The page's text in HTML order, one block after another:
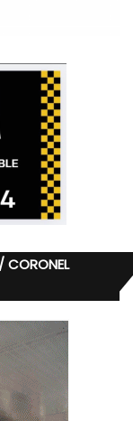
CORONEL